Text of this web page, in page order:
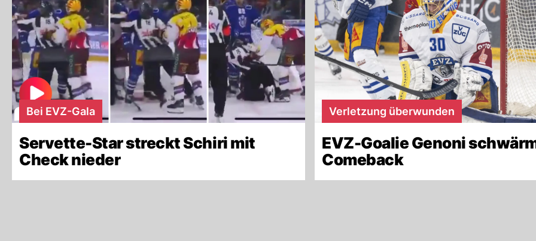
Bei EVZ-Gala
Servette-Star streckt Schiri mit
Check nieder
Verletzung überwunden
EVZ-Goalie Genoni
Comeback